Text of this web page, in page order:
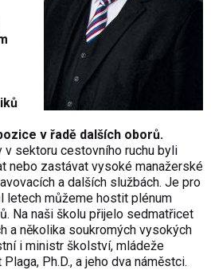
v řadě dalších oborů.
v sektoru cestovního ruchu byli
nebo zastávat vysoké manažerské
a dalších službách. Je pro
letech můžeme hostit plénum
Na naši školu přijelo sedmatřicet
a několika soukromých vysokých
i ministr školství, mládeže
Ph.D., a jeho dva náměstci.